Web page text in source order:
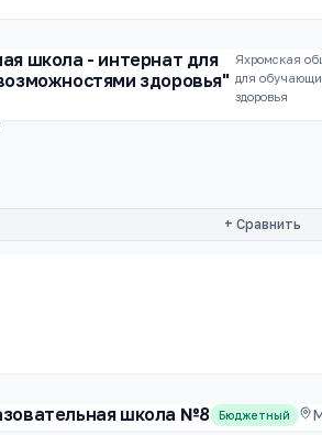
школа - интернат для
здоровья"
Яхромская
для
здоровья
+ Сравнить
школа №8 Бюджетный